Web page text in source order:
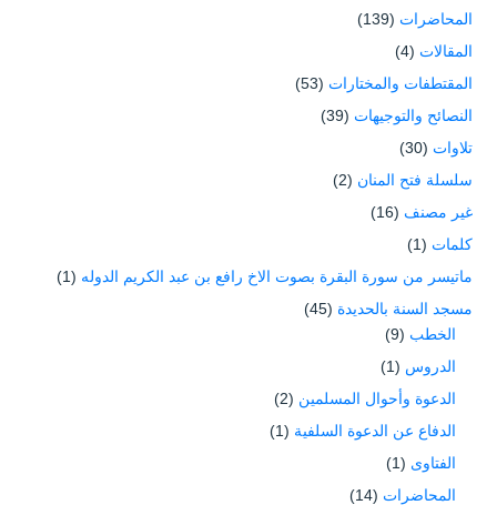
المحاضرات (139)
المقالات (4)
المقتطفات والمختارات (53)
النصائح والتوجيهات (39)
تلاوات (30)
سلسلة فتح المنان (2)
غير مصنف (16)
كلمات (1)
ماتيسر من سورة البقرة بصوت الاخ رافع بن عبد الكريم الدوله (1)
مسجد السنة بالحديدة (45)
الخطب (9)
الدروس (1)
الدعوة وأحوال المسلمين (2)
الدفاع عن الدعوة السلفية (1)
الفتاوى (1)
المحاضرات (14)